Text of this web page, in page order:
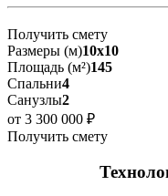
Получить смету
Размеры (м)10х10
Площадь (м²)145
Спальни4
Санузлы2
от 3 300 000 ₽
Получить смету